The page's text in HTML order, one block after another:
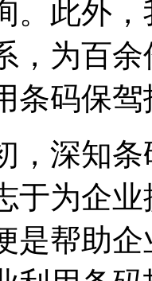
。此外
，为百
条码保
，深知
于为企
是帮助